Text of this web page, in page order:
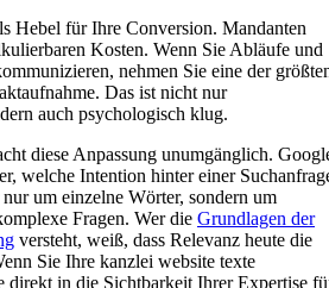
Hebel für Ihre Conversion. Mandanten
Kosten. Wenn Sie Abläufe und
nehmen Sie eine der
Das ist nicht nur
auch psychologisch klug.
diese Anpassung unumgänglich.
welche Intention hinter einer
um einzelne Wörter, sondern um
Fragen. Wer die Grundlagen der
versteht, weiß, dass Relevanz heute die
Sie Ihre kanzlei website texte
direkt in die Sichtbarkeit Ihrer Expertise